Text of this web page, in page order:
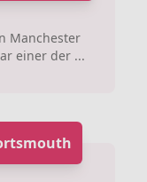
Manchester
einer der ...